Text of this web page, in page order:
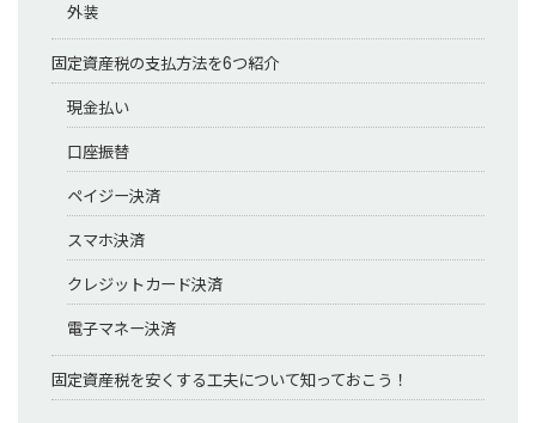
外装
固定資産税の支払方法を6つ紹介
現金払い
口座振替
ペイジー決済
スマホ決済
クレジットカード決済
電子マネー決済
固定資産税を安くする工夫について知っておこう！